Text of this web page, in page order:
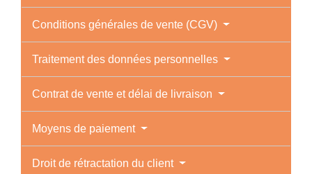
Conditions générales de vente (CGV)
Traitement des données personnelles
Contrat de vente et délai de livraison
Moyens de paiement
Droit de rétractation du client